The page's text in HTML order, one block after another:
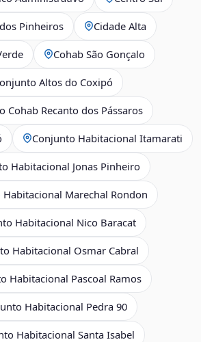
Pinheiros Cidade Alta
Cohab São Gonçalo
Altos do Coxipó
Cohab Recanto dos Pássaros
Conjunto Habitacional Itamarati
Habitacional Jonas Pinheiro
Habitacional Marechal Rondon
Habitacional Nico Baracat
Habitacional Osmar Cabral
Habitacional Pascoal Ramos
Habitacional Pedra 90
Habitacional Santa Isabel